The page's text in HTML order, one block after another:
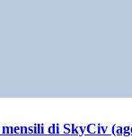
di SkyCiv